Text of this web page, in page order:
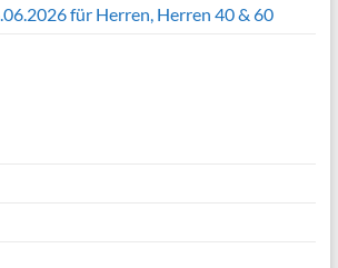
für Herren, Herren 40 & 60